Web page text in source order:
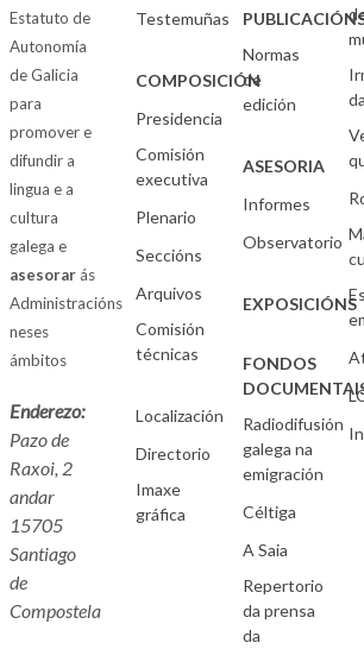
Estatuto de
Autonomía
de Galicia
para
promover e
difundir a
lingua e a
cultura
galega e
asesorarás
Administracións
neses
ámbitos
Enderezo:
Pazo de
Raxoi, 2
andar
15705
Santiago
de
Compostela
Testemuñas
COMPOSICIÓN
Presidencia
Comisión
executiva
Plenario
Seccións
Arquivos
Comisión
técnicas
Localización
Directorio
Imaxe
gráfica
Normas
de
edición
ASESORIA
Informes
Observatorio
EXPOSICIÓNS
FONDOS
Radiodifusión
galega na
emigración
Céltiga
A Saia
Repertorio
da prensa
da